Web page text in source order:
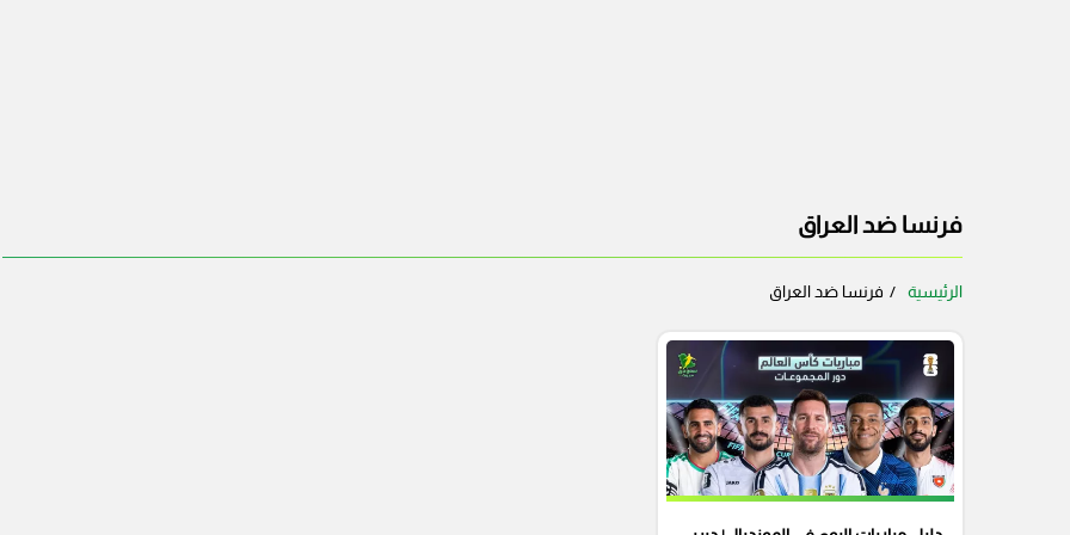
فرنسا ضد العراق
الرئيسية فرنسا ضد العراق